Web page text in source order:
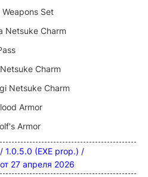
Set
Netsuke Charm
Charm
Netsuke Charm
Armor
Armor
(EXE prop.) /
27 апреля 2026